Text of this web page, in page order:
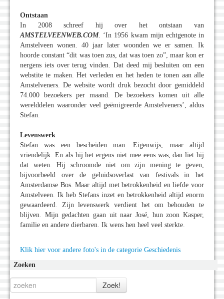
Ontstaan
In 2008 schreef hij over het ontstaan van
AMSTELVEENWEB.COM. ‘In 1956 kwam mijn echtgenote in
Amstelveen wonen. 40 jaar later woonden we er samen. Ik
hoorde constant “dit was toen zus, dat was toen zo”, maar kon er
nergens iets over terug vinden. Dat deed mij besluiten om een
webstite te maken. Het verleden en het heden te tonen aan alle
Amstelveners. De website wordt druk bezocht door gemiddeld
74.000 bezoekers per maand. De bezoekers komen uit alle
werelddelen waaronder veel geëmigreerde Amstelveners’, aldus
Stefan.
Levenswerk
Stefan was een bescheiden man. Eigenwijs, maar altijd
vriendelijk. En als hij het ergens niet mee eens was, dan liet hij
dat weten. Hij schroomde niet om zijn mening te geven,
bijvoorbeeld over de geluidsoverlast van festivals in het
Amsterdamse Bos. Maar altijd met betrokkenheid en liefde voor
Amstelveen. Ik heb Stefans inzet en betrokkenheid altijd enorm
gewaardeerd. Zijn levenswerk verdient het om behouden te
blijven. Mijn gedachten gaan uit naar José, hun zoon Kasper,
familie en andere dierbaren. Ik wens hen heel veel sterkte.
Klik hier voor andere foto's in de categorie Geschiedenis
Zoeken